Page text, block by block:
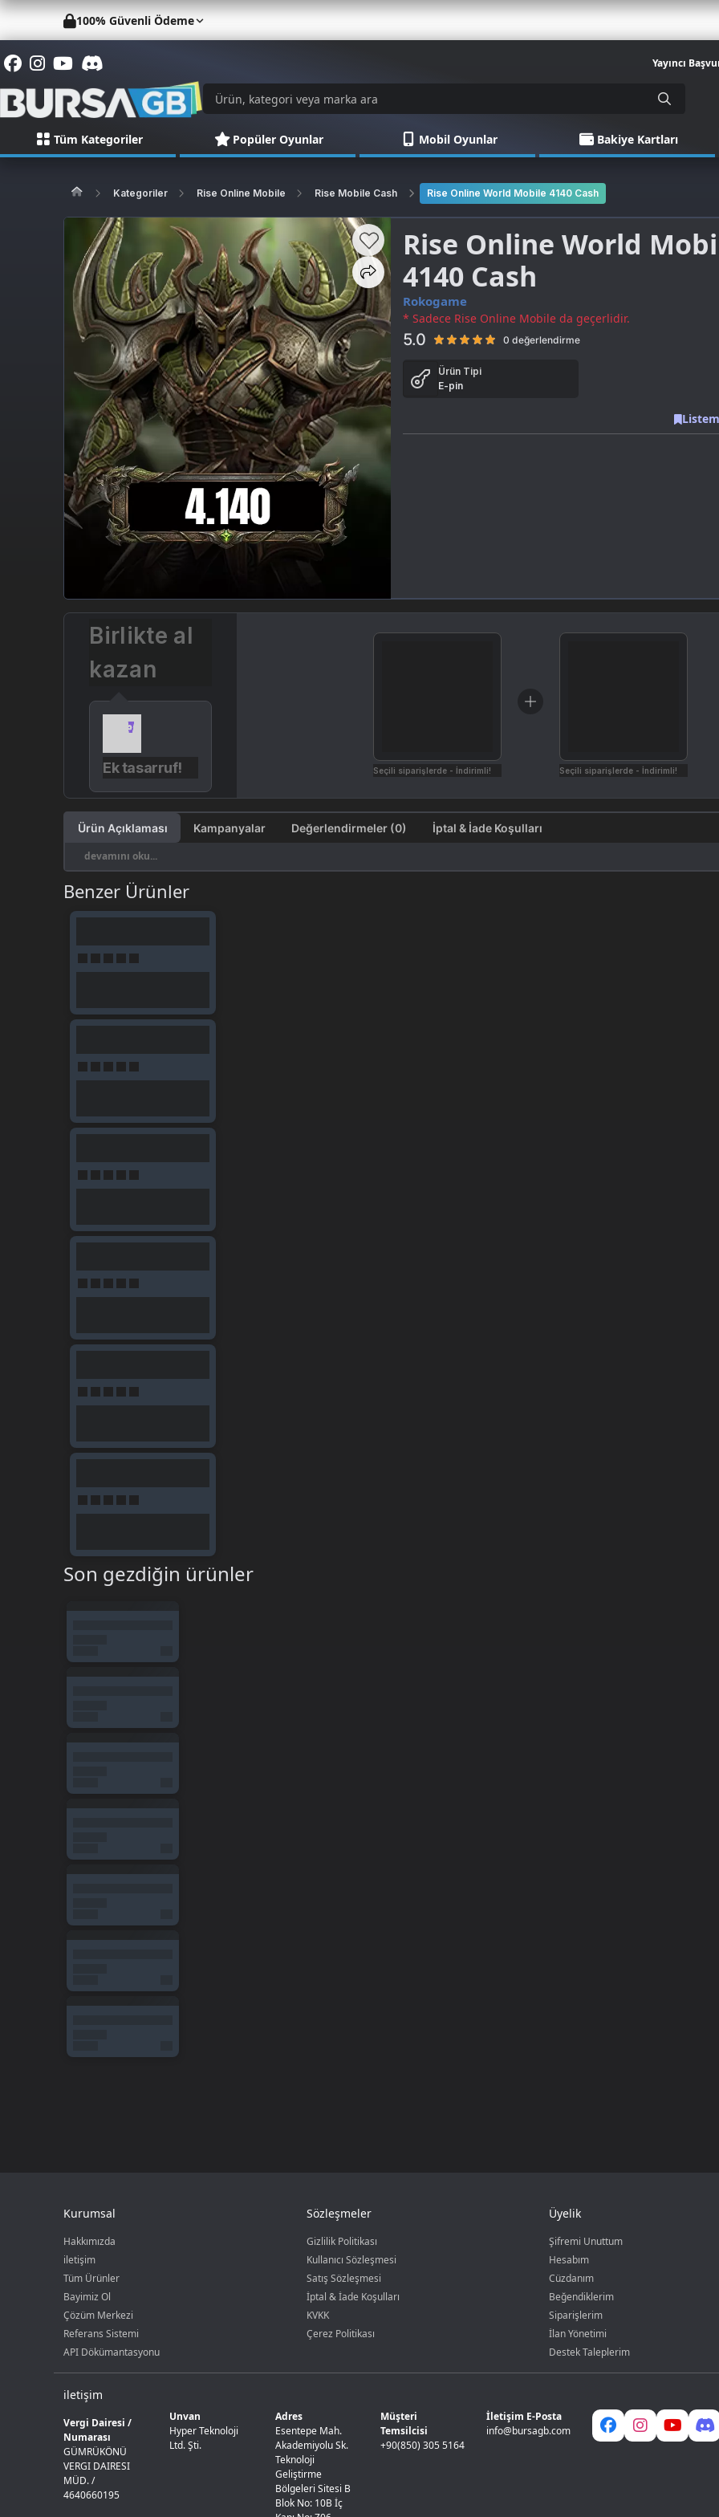
100% Güvenli Ödeme
Yayıncı
Tüm Kategoriler Popüler Oyunlar Mobil Oyunlar Bakiye Kartları
Kategoriler Rise Online Mobile Rise Mobile Cash Rise Online World Mobile 4140 Cash
Rise Online World
4140 Cash
Rokogame
* Sadece Rise Online Mobile da geçerlidir.
5.0 0 değerlendirme
Ürün Tipi
E-pin
Birlikte al
kazan
Ek tasarruf! Seçili siparişlerde - İndirimli! Seçili siparişlerde - İndirimli!
Ürün Açıklaması Kampanyalar Değerlendirmeler (0) İptal & İade Koşulları
devamını oku...
Benzer Ürünler
Son gezdiğin ürünler
Kurumsal
Hakkımızda
iletişim
Tüm Ürünler
Bayimiz Ol
Çözüm Merkezi
Referans Sistemi
API Dökümantasyonu
Sözleşmeler
Gizlilik Politikası
Kullanıcı Sözleşmesi
Satış Sözleşmesi
İptal & İade Koşulları
KVKK
Çerez Politikası
Üyelik
Şifremi Unuttum
Hesabım
Cüzdanım
Beğendiklerim
Siparişlerim
İlan Yönetimi
Destek Taleplerim
iletişim
Vergi Dairesi /
Numarası
GÜMRÜKÖNÜ
VERGI DAIRESI
MÜD. /
4640660195
Unvan
Hyper Teknoloji
Ltd. Şti.
Adres
Esentepe Mah.
Akademiyolu Sk.
Teknoloji
Geliştirme
Bölgeleri Sitesi B
Blok No: 10B İç
Müşteri
Temsilcisi
+90(850) 305 5164
İletişim E-Posta
info@bursagb.com